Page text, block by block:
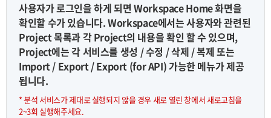
사용자가 로그인을 하게 되면 Workspace Home 화면을
확인할 수가 있습니다. Workspace에서는 사용자와 관련된
Project 목록과 각 Project의 내용을 확인 할 수 있으며,
Project에는 각 서비스를 생성 / 수정 / 삭제 / 복제 또는
Import / Export / Export (for API) 가능한 메뉴가 제공
됩니다.
* 분석 서비스가 제대로 실행되지 않을 경우 새로 열린 창에서 새로고침을
2~3회 실행해주세요.